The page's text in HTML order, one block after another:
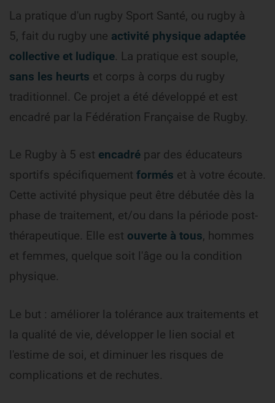
La pratique d'un rugby Sport Santé, ou rugby à
5, fait du rugby une activité physique adaptée
collective et ludique. La pratique est souple,
sans les heurts et corps à corps du rugby
traditionnel. Ce projet a été développé et est
encadré par la Fédération Française de Rugby.
Le Rugby à 5 est encadré par des éducateurs
sportifs spécifiquement formés et à votre écoute.
Cette activité physique peut être débutée dès la
phase de traitement, et/ou dans la période post-
thérapeutique. Elle est ouverte à tous, hommes
et femmes, quelque soit l'âge ou la condition
physique.
Le but : améliorer la tolérance aux traitements et
la qualité de vie, développer le lien social et
l'estime de soi, et diminuer les risques de
complications et de rechutes.